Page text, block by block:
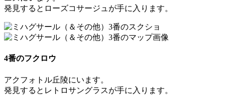
発見すると ローズコサージュ が手に入ります。
4番のフクロウ
アクフォトル丘陵にいます。
発見すると レトロサングラスが手に入ります。